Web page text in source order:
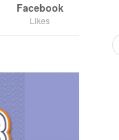
Facebook
Likes